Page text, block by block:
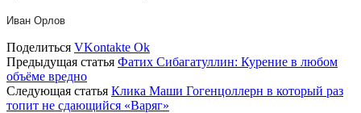
Иван Орлов
Поделиться VKontakte Ok
Предыдущая статья Фатих Сибагатуллин: Курение в любом
объёме вредно
Следующая статья Клика Маши Гогенцоллерн в который раз
топит не сдающийся «Варяг»